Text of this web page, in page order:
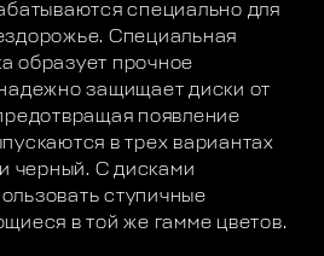
специально для
Специальная
образует прочное
защищает диски от
появление
в трех вариантах
черный. С дисками
ступичные
в той же гамме цветов.